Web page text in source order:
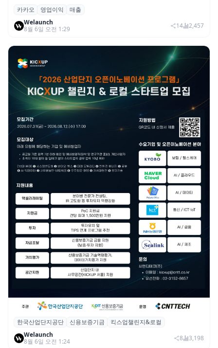
카카오, 2026년 2분기 매출 2조985억·영업
이익 2770억…역대 분기 최대
카카오 영업이익
매출
Welaunch
8월 6일 오전 1:29
14 2,457
산단공·신보, 2026 ‘킥스업 챌린지&로컬’ 참
여 스타트업 모집
한국산업단지공단 신용보증기금
킥스업챌린지&로컬
Welaunch
8월 6일 오전 1:24
8 3,198